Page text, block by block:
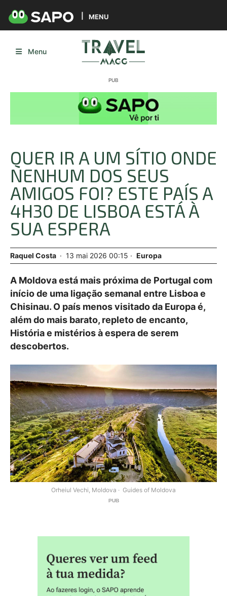
MENU
Menu
QUER IR A UM SÍTIO ONDE
NENHUM DOS SEUS
AMIGOS FOI? ESTE PAÍS A
4H30 DE LISBOA ESTÁ À
SUA ESPERA
Raquel Costa 13 mai 2026 00:15 Europa
A Moldova está mais próxima de Portugal com
início de uma ligação semanal entre Lisboa e
Chisinau. O país menos visitado da Europa é,
além do mais barato, repleto de encanto,
História e mistérios à espera de serem
descobertos.
Orheiul Vechi, Moldova Guides of Moldova